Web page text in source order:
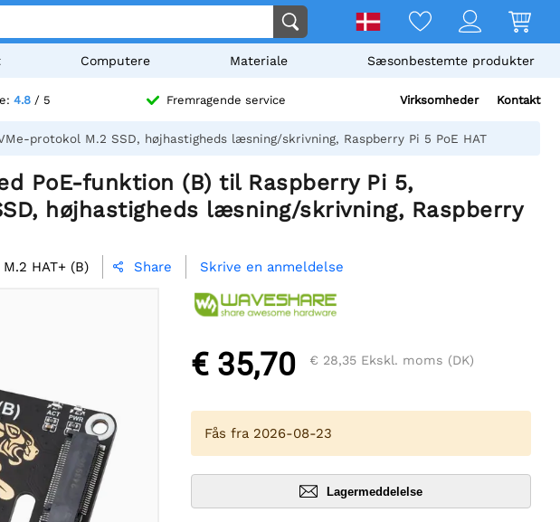
Computere Materiale Sæsonbestemte produkter
4.8 / 5 Fremragende service Virksomheder Kontakt
protokol M.2 SSD, højhastigheds læsning/skrivning, Raspberry Pi 5 PoE HAT
PoE-funktion (B) til Raspberry Pi 5,
højhastigheds læsning/skrivning, Raspberry
M.2 HAT+ (B)  Share Skrive en anmeldelse
€ 35,70 € 28,35 Ekskl. moms (DK)
Fås fra 2026-08-23
Lagermeddelelse